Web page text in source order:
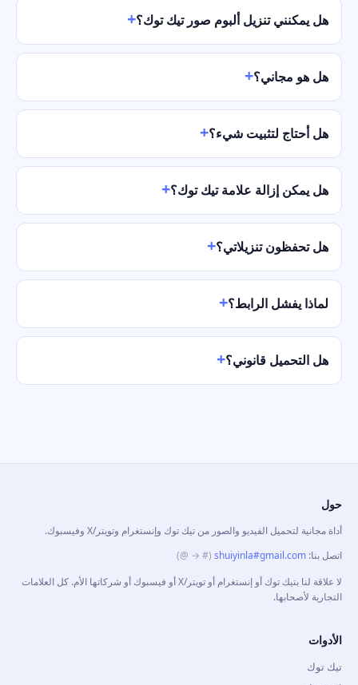
هل يمكنني تنزيل ألبوم صور تيك توك؟
هل هو مجاني؟
هل أحتاج لتثبيت شيء؟
هل يمكن إزالة علامة تيك توك؟
هل تحفظون تنزيلاتي؟
لماذا يفشل الرابط؟
هل التحميل قانوني؟
حول
أداة مجانية لتحميل الفيديو والصور من تيك توك وإنستغرام وتويتر/X وفيسبوك.
اتصل بنا:
shuiyinla#gmail.com
(# → @)
لا علاقة لنا بتيك توك أو إنستغرام أو تويتر/X أو فيسبوك أو شركاتها الأم. كل العلامات
التجارية لأصحابها.
الأدوات
تيك توك